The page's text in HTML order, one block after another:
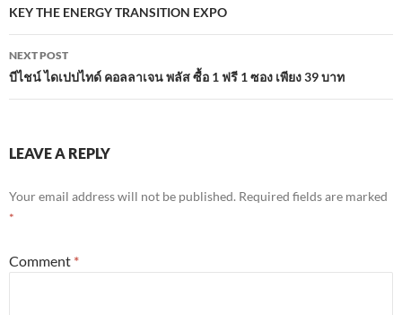
navigation
KEY THE ENERGY TRANSITION EXPO
NEXT POST
บีไชน์ ไดเปปไทด์ คอลลาเจน พลัส ซื้อ 1 ฟรี 1 ซอง เพียง 39 บาท
LEAVE A REPLY
Your email address will not be published. Required fields are marked
*
Comment *